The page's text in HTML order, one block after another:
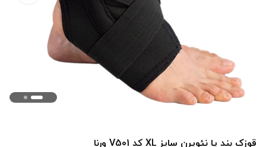
قوزک بند پا نئوپرن سایز XL کد V501 ورنا